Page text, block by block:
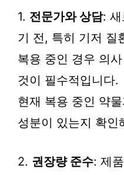
1. 전문가와 상담: 새
기 전, 특히 기저 질
복용 중인 경우 의
것이 필수적입니다.
현재 복용 중인 약
성분이 있는지 확인
2. 권장량 준수: 제